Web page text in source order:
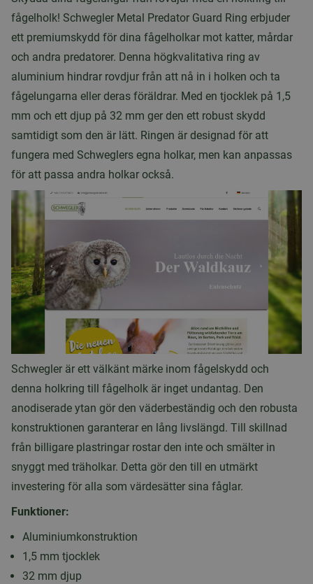
fågelholk! Schwegler Metal Predator Guard Ring erbjuder
ett premiumskydd för dina fågelholkar mot katter, mårdar
och andra predatorer. Denna högkvalitativa ring av
aluminium hindrar rovdjur från att nå in i holken och ta
fågelungarna eller deras föräldrar. Med en tjocklek på 1,5
mm och ett djup på 32 mm ger den ett robust skydd
samtidigt som den är lätt. Ringen är designad för att
fungera med Schweglers egna holkar, men kan anpassas
för att passa andra holkar också.
Schwegler är ett välkänt märke inom fågelskydd och
denna holkring till fågelholk är inget undantag. Den
anodiserade ytan gör den väderbeständig och den robusta
konstruktionen garanterar en lång livslängd. Till skillnad
från billigare plastringar rostar den inte och smälter in
snyggt med träholkar. Detta gör den till en utmärkt
investering för alla som värdesätter sina fåglar.
Funktioner:
Aluminiumkonstruktion
1,5 mm tjocklek
32 mm djup